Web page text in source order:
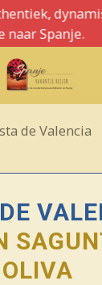
naar Spanje.
de Valencia
OLIVA